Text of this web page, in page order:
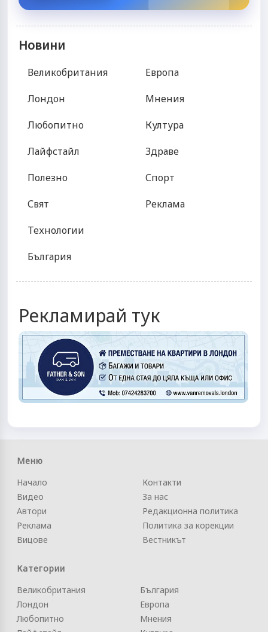
Новини
Великобритания
Лондон
Любопитно
Лайфстайл
Полезно
Свят
Технологии
България
Европа
Мнения
Култура
Здраве
Спорт
Реклама
Рекламирай тук
Меню
Начало
Видео
Автори
Реклама
Вицове
Контакти
За нас
Редакционна политика
Политика за корекции
Вестникът
Категории
Великобритания
Лондон
Любопитно
България
Европа
Мнения